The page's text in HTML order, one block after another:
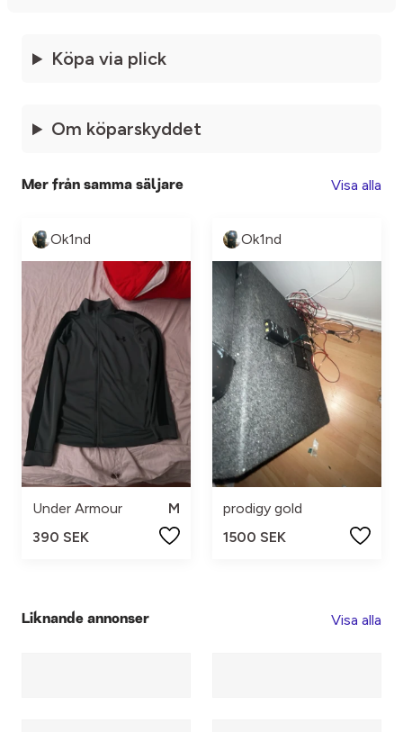
Köpa via plick
Om köparskyddet
Mer från samma säljare Visa alla
Ok1nd
Under Armour
M
390 SEK
Ok1nd
prodigy gold
1500 SEK
Liknande annonser Visa alla